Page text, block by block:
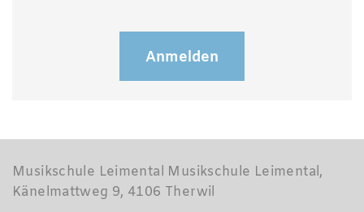
Anmelden
Musikschule Leimental Musikschule Leimental,
Känelmattweg 9, 4106 Therwil